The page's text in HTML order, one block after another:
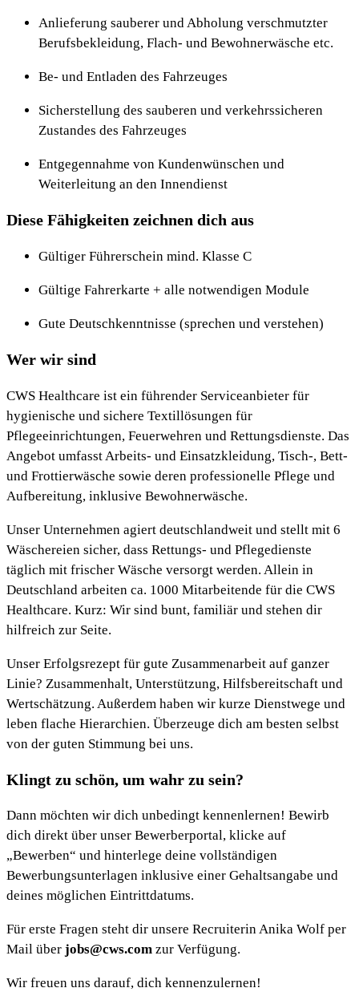
Anlieferung sauberer und Abholung verschmutzter
Berufsbekleidung, Flach- und Bewohnerwäsche etc.
Be- und Entladen des Fahrzeuges
Sicherstellung des sauberen und verkehrssicheren
Zustandes des Fahrzeuges
Entgegennahme von Kundenwünschen und
Weiterleitung an den Innendienst
Diese Fähigkeiten zeichnen dich aus
Gültiger Führerschein mind. Klasse C
Gültige Fahrerkarte + alle notwendigen Module
Gute Deutschkenntnisse (sprechen und verstehen)
Wer wir sind
CWS Healthcare ist ein führender Serviceanbieter für
hygienische und sichere Textillösungen für
Pflegeeinrichtungen, Feuerwehren und Rettungsdienste. Das
Angebot umfasst Arbeits- und Einsatzkleidung, Tisch-, Bett-
und Frottierwäsche sowie deren professionelle Pflege und
Aufbereitung, inklusive Bewohnerwäsche.
Unser Unternehmen agiert deutschlandweit und stellt mit 6
Wäschereien sicher, dass Rettungs- und Pflegedienste
täglich mit frischer Wäsche versorgt werden. Allein in
Deutschland arbeiten ca. 1000 Mitarbeitende für die CWS
Healthcare. Kurz: Wir sind bunt, familiär und stehen dir
hilfreich zur Seite.
Unser Erfolgsrezept für gute Zusammenarbeit auf ganzer
Linie? Zusammenhalt, Unterstützung, Hilfsbereitschaft und
Wertschätzung. Außerdem haben wir kurze Dienstwege und
leben flache Hierarchien. Überzeuge dich am besten selbst
von der guten Stimmung bei uns.
Klingt zu schön, um wahr zu sein?
Dann möchten wir dich unbedingt kennenlernen! Bewirb
dich direkt über unser Bewerberportal, klicke auf
„Bewerben“ und hinterlege deine vollständigen
Bewerbungsunterlagen inklusive einer Gehaltsangabe und
deines möglichen Eintrittdatums.
Für erste Fragen steht dir unsere Recruiterin Anika Wolf per
Mail über jobs@cws.com zur Verfügung.
Wir freuen uns darauf, dich kennenzulernen!